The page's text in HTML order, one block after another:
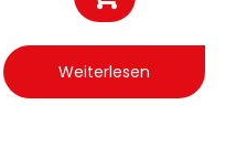
Weiterlesen